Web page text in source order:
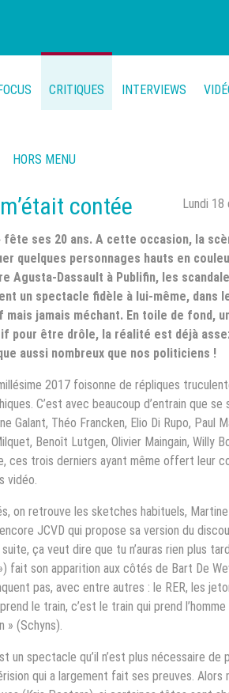
CRITIQUES INTERVIEWS
HORS MENU
Lundi
contée
ses 20 ans. A cette occasion, la
quelques personnages hauts en
Agusta-Dassault à Publifin, les
un spectacle fidèle à lui-même, dans
jamais méchant. En toile de fond,
pour être drôle, la réalité est déjà
aussi nombreux que nos politiciens !
2017 foisonne de répliques
C’est avec beaucoup d’entrain que
Galant, Théo Francken, Elio Di Rupo, Paul
Benoît Lutgen, Olivier Maingain, Willy
ces trois derniers ayant même offert leur
vidéo.
on retrouve les sketches habituels,
JCVD qui propose sa version du
ça veut dire que tu n’auras rien plus
fait son apparition aux côtés de Bart De
pas, avec entre autres : le RER, les
prend le train, c’est le train qui prend
» (Schyns).
un spectacle qu’il n’est plus nécessaire de
qui a largement fait ses preuves.